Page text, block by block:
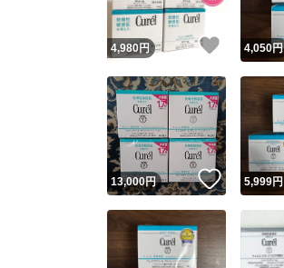
4,980円 いいね！
4,050円
13,000円 いいね！
5,999円